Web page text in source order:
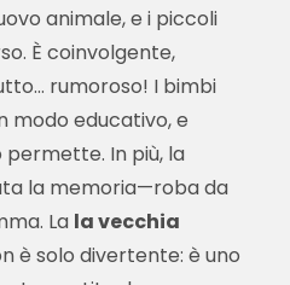
animale, e i piccoli
È coinvolgente,
rumoroso! I bimbi
modo educativo, e
In più, la
la memoria—roba da
La la vecchia
è solo divertente: è uno